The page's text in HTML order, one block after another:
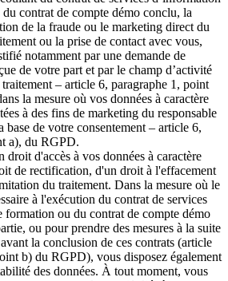
contrat de compte démo conclu, la
de la fraude ou le marketing direct du
ou la prise de contact avec vous,
notamment par une demande de
de votre part et par le champ d’activité
– article 6, paragraphe 1, point
la mesure où vos données à caractère
à des fins de marketing du responsable
base de votre consentement – article 6,
a), du RGPD.
droit d'accès à vos données à caractère
de rectification, d'un droit à l'effacement
du traitement. Dans la mesure où le
à l'exécution du contrat de services
formation ou du contrat de compte démo
ou pour prendre des mesures à la suite
la conclusion de ces contrats (article
b) du RGPD), vous disposez également
des données. À tout moment, vous